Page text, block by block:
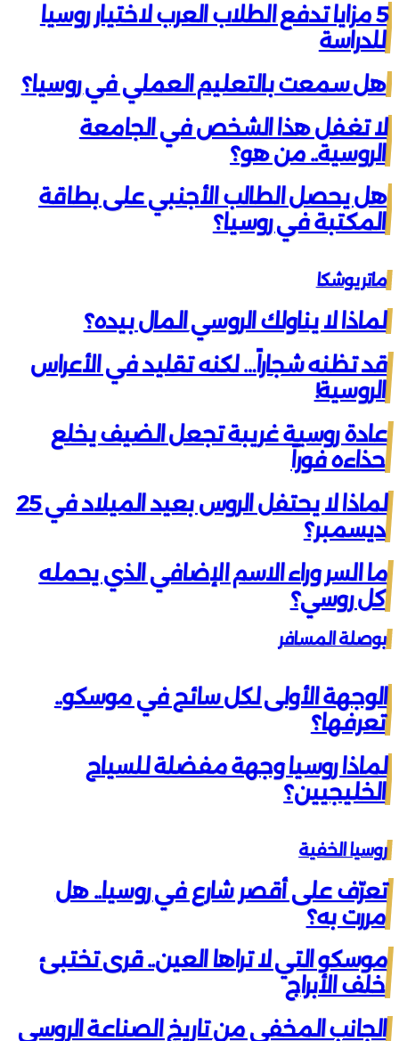
5 مزايا تدفع الطلاب العرب لاختيار روسيا
للدراسة
هل سمعت بالتعليم العملي في روسيا؟
لا تغفل هذا الشخص في الجامعة
الروسية.. من هو؟
هل يحصل الطالب الأجنبي على بطاقة
المكتبة في روسيا؟
ماتريوشكا
لماذا لا يناولك الروسي المال بيده؟
قد تظنه شجاراً… لكنه تقليد في الأعراس
الروسية!
عادة روسية غريبة تجعل الضيف يخلع
حذاءه فوراً
لماذا لا يحتفل الروس بعيد الميلاد في 25
ديسمبر؟
ما السر وراء الاسم الإضافي الذي يحمله
كل روسي؟
بوصلة المسافر
الوجهة الأولى لكل سائح في موسكو..
تعرفها؟
لماذا روسيا وجهة مفضلة للسياح
الخليجيين؟
روسيا الخفية
تعرّف على أقصر شارع في روسيا.. هل
مررت به؟
موسكو التي لا تراها العين.. قرى تختبئ
خلف الأبراج
الجانب المخفي من تاريخ الصناعة الروسي